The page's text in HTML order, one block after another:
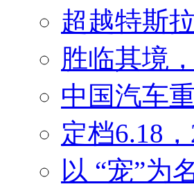
超越特斯
胜临其境
中国汽车
定档6.18
以 “宠”为